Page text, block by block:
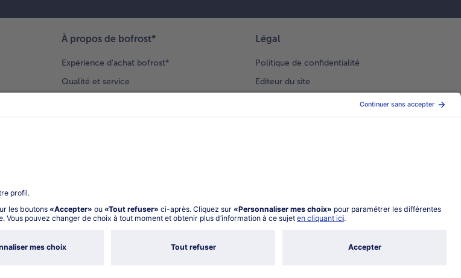
À propos de bofrost*
Expérience d'achat bofrost*
Qualité et service
Nouveaux clients
Légal
Politique de confidentialité
Editeur du site
Conditions générales de vente
Conditions générales catalogue en ligne